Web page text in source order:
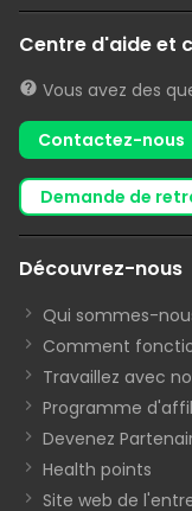
Centre d'aide et
Vous avez des
Contactez-nous
demande de
Découvrez-nous
Qui sommes-
Comment
Travaillez avec
Programme
Devenez
Health points
Site web de